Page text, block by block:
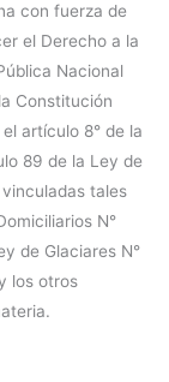
con fuerza de
el Derecho a la
Nacional
Constitución
artículo 8° de la
89 de la Ley de
tales
N°
de Glaciares N°
los otros